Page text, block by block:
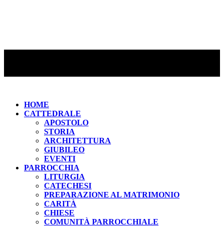
HOME
CATTEDRALE
APOSTOLO
STORIA
ARCHITETTURA
GIUBILEO
EVENTI
PARROCCHIA
LITURGIA
CATECHESI
PREPARAZIONE AL MATRIMONIO
CARITÀ
CHIESE
COMUNITÀ PARROCCHIALE